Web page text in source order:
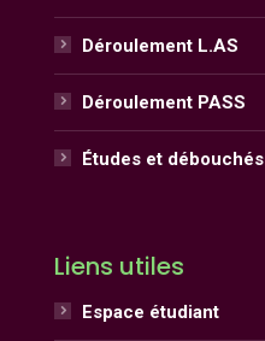
Déroulement L.AS
Déroulement PASS
Études et débouchés
Liens utiles
Espace étudiant